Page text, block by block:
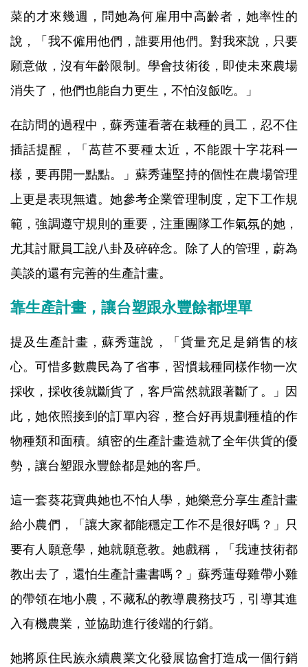
菜的才來幾週，問她為何雇用中高齡者，她率性的
說，「我不僱用他們，誰要用他們。對我來說，只要
願意做，沒有年齡限制。學會技術後，即使未來農場
消失了，他們也能自力更生，不怕沒飯吃。」
在訪問的過程中，蘇秀蓮看著在栽種的員工，忍不住
插話提醒，「萵苣不要種太近，不能跟十字花科一
樣，要再開一點點。」 蘇秀蓮堅持的個性在農場管理
上更是表現無遺。她參考企業管理制度，定下工作規
範，強調遵守規則的重要，注重團隊工作氣氛的她，
尤其討厭員工說八卦及碎碎念。除了人的管理，蔚為
美談的還有完善的生產計畫。
靠生產計畫，讓台塑跟永豐餘都埋單
提及生產計畫，蘇秀蓮說，「貨量充足是銷售的核
心。可惜多數農民為了省事，習慣栽種同樣作物一次
採收，採收後就斷貨了，客戶當然就跟著斷了。」因
此，她依照接到的訂單內容，整合好再規劃種植的作
物種類和面積。縝密的生產計畫造就了全年供貨的優
勢，讓台塑跟永豐餘都是她的客戶。
這一套葵花寶典她也不怕人學，她樂意分享生產計畫
給小農們，「讓大家都能穩定工作不是很好嗎？」只
要有人願意學，她就願意教。她戲稱，「我連技術都
教出去了，還怕生產計畫書嗎？」蘇秀蓮母雞帶小雞
的帶領在地小農，不藏私的教導農務技巧，引導其進
入有機農業，並協助進行後端的行銷。
她將原住民族永續農業文化發展協會打造成一個行銷